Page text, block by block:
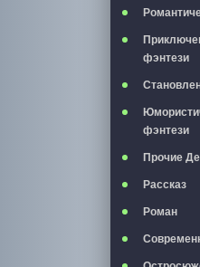
фэнтези
фэнтези
Прочие
Рассказ
Роман